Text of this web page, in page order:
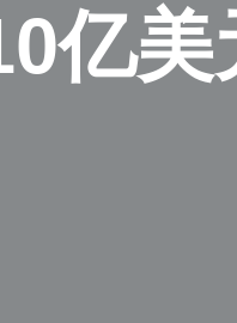
亿美